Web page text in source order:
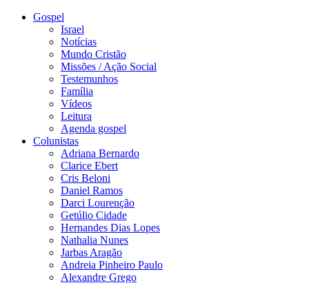
Gospel
Israel
Notícias
Mundo Cristão
Missões / Ação Social
Testemunhos
Família
Vídeos
Leitura
Agenda gospel
Colunistas
Adriana Bernardo
Clarice Ebert
Cris Beloni
Daniel Ramos
Darci Lourenção
Getúlio Cidade
Hernandes Dias Lopes
Nathalia Nunes
Jarbas Aragão
Andreia Pinheiro Paulo
Alexandre Grego